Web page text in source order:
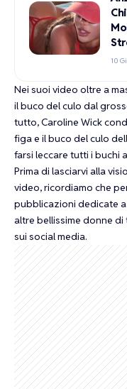
10
Nei suoi video oltre a
il buco del culo dal
tutto, Caroline Wick
figa e il buco del culo
farsi leccare tutti i buchi
Prima di lasciarvi alla
video, ricordiamo che
pubblicazioni dedicate a
altre bellissime donne
sui social media.